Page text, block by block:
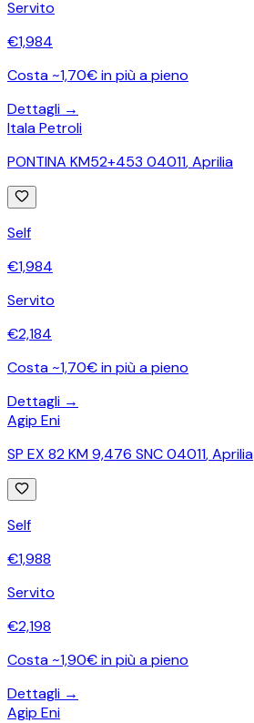
Servito
€1,984
Costa ~1,70€ in più a pieno
Dettagli →
Itala Petroli
PONTINA KM52+453 04011,Aprilia
Self
€1,984
Servito
€2,184
Costa ~1,70€ in più a pieno
Dettagli →
Agip Eni
SP EX 82 KM 9,476 SNC 04011,Aprilia
Self
€1,988
Servito
€2,198
Costa ~1,90€ in più a pieno
Dettagli →
Agip Eni